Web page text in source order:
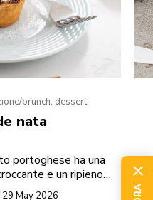
brunch, dessert
nata
portoghese ha una
e un ripieno
29 May 2026